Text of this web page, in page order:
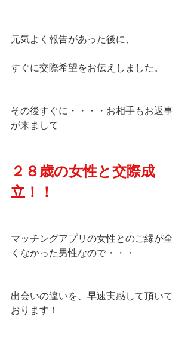
元気よく報告があった後に、
すぐに交際希望をお伝えしました。
その後すぐに・・・・お相手もお返事
が来まして
２８歳の女性と交際成
立！！
マッチングアプリの女性とのご縁が全
くなかった男性なので・・・
出会いの違いを、早速実感して頂いて
おります！